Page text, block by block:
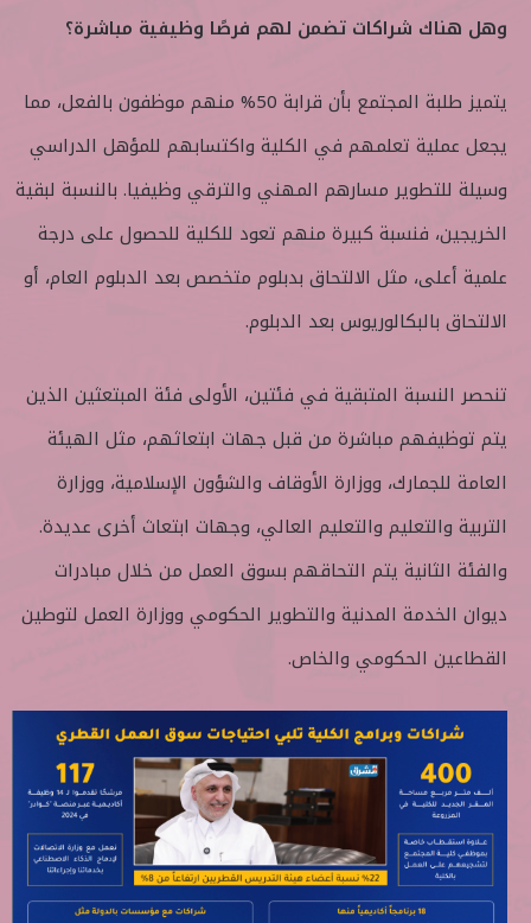
وهل هناك شراكات تضمن لهم فرصًا وظيفية مباشرة؟
يتميز طلبة المجتمع بأن قرابة 50% منهم موظفون بالفعل، مما
يجعل عملية تعلمهم في الكلية واكتسابهم للمؤهل الدراسي
وسيلة للتطوير مسارهم المهني والترقي وظيفيا. بالنسبة لبقية
الخريجين، فنسبة كبيرة منهم تعود للكلية للحصول على درجة
علمية أعلى، مثل الالتحاق بدبلوم متخصص بعد الدبلوم العام، أو
الالتحاق بالبكالوريوس بعد الدبلوم.
تنحصر النسبة المتبقية في فئتين، الأولى فئة المبتعثين الذين
يتم توظيفهم مباشرة من قبل جهات ابتعاثهم، مثل الهيئة
العامة للجمارك، ووزارة الأوقاف والشؤون الإسلامية، ووزارة
التربية والتعليم والتعليم العالي، وجهات ابتعاث أخرى عديدة.
والفئة الثانية يتم التحاقهم بسوق العمل من خلال مبادرات
ديوان الخدمة المدنية والتطوير الحكومي ووزارة العمل لتوطين
القطاعين الحكومي والخاص.